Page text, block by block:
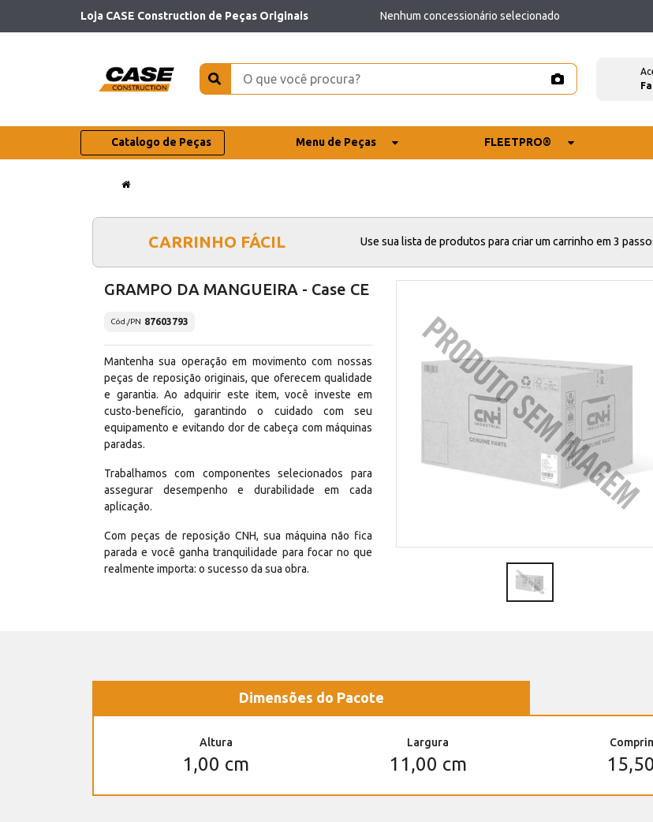
Loja CASE Construction de Peças Originais Nenhum concessionário selecionado
Catalogo de Peças Menu de Peças FLEETPRO®
CARRINHO FÁCIL Use sua lista de produtos para criar um carrinho em 3
GRAMPO DA MANGUEIRA - Case CE
Cód./PN 87603793
Mantenha sua operação em movimento com nossas
peças de reposição originais, que oferecem qualidade
e garantia. Ao adquirir este item, você investe em
custo-benefício, garantindo o cuidado com seu
equipamento e evitando dor de cabeça com máquinas
paradas.
Trabalhamos com componentes selecionados para
assegurar desempenho e durabilidade em cada
aplicação.
Com peças de reposição CNH, sua máquina não fica
parada e você ganha tranquilidade para focar no que
realmente importa: o sucesso da sua obra.
Dimensões do Pacote
Altura
1,00 cm
Largura
11,00 cm